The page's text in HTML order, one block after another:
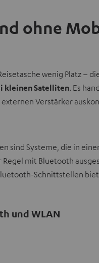
ohne
wenig Platz –
kleinen Satelliten. Es
Verstärker
sind Systeme, die in
mit Bluetooth
Schnittstellen
und WLAN